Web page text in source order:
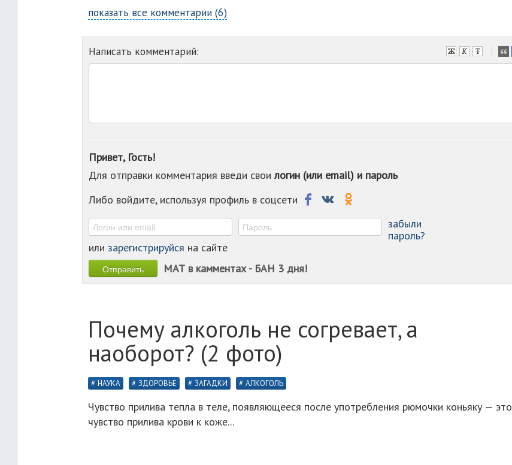
показать все комментарии (6)
Написать комментарий:
-
-
-
Привет, Гость!
Для отправки комментария введи своилогин (или email) и пароль
Либо войдите, используя профиль в соцсети
забыли
пароль?
или зарегистрируйся на сайте
МАТ в камментах - БАН 3 дня!
Почему алкоголь не согревает, а
наоборот? (2 фото)
НАУКА ЗДОРОВЬЕ ЗАГАДКИ АЛКОГОЛЬ
Чувство прилива тепла в теле, появляющееся после употребления рюмочки коньяку — это
чувство прилива крови к коже...